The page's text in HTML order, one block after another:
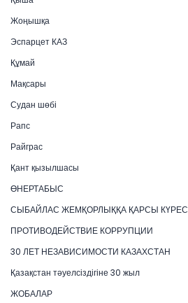
Жоңышқа
Эспарцет КАЗ
Құмай
Мақсары
Судан шөбі
Рапс
Райграс
Қант қызылшасы
ӨНЕРТАБЫС
СЫБАЙЛАС ЖЕМҚОРЛЫҚҚА ҚАРСЫ КҮРЕС
ПРОТИВОДЕЙСТВИЕ КОРРУПЦИИ
30 ЛЕТ НЕЗАВИСИМОСТИ КАЗАХСТАН
Қазақстан тәуелсіздігіне 30 жыл
ЖОБАЛАР